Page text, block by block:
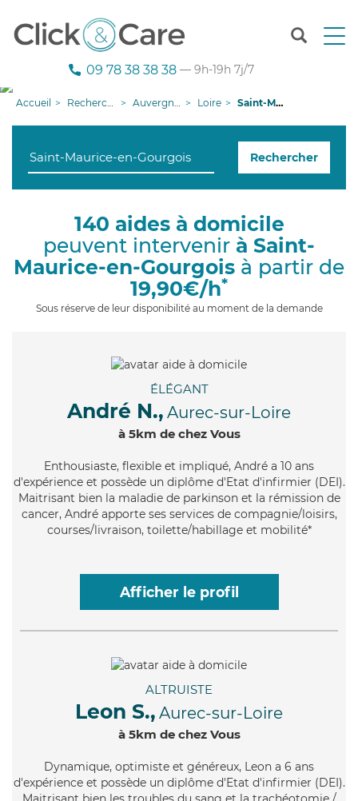
T
n
g
n
09 78 38 38 38 — 9h-19h 7j/7
Accueil Recherche aide à domicile Auvergne-Rhône-Alpes Loire Saint-Maurice-en-Gourgois
Rechercher
140 aides à domicile
peuvent intervenir à Saint-
Maurice-en-Gourgois à partir de
19,90€/h*
Sous réserve de leur disponibilité au moment de la demande
ÉLÉGANT
André N., Aurec-sur-Loire
à 5km de chez Vous
Enthousiaste, flexible et impliqué, André a 10 ans
d'expérience et possède un diplôme d'Etat d'infirmier (DEI).
Maitrisant bien la maladie de parkinson et la rémission de
cancer, André apporte ses services de compagnie/loisirs,
courses/livraison, toilette/habillage et mobilité*
Afficher le profil
ALTRUISTE
Leon S., Aurec-sur-Loire
à 5km de chez Vous
Dynamique, optimiste et généreux, Leon a 6 ans
d'expérience et possède un diplôme d'Etat d'infirmier (DEI).